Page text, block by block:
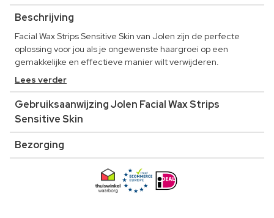
Beschrijving
Facial Wax Strips Sensitive Skin van Jolen zijn de perfecte
oplossing voor jou als je ongewenste haargroei op een
gemakkelijke en effectieve manier wilt verwijderen.
Lees verder
Gebruiksaanwijzing Jolen Facial Wax Strips
Sensitive Skin
Bezorging